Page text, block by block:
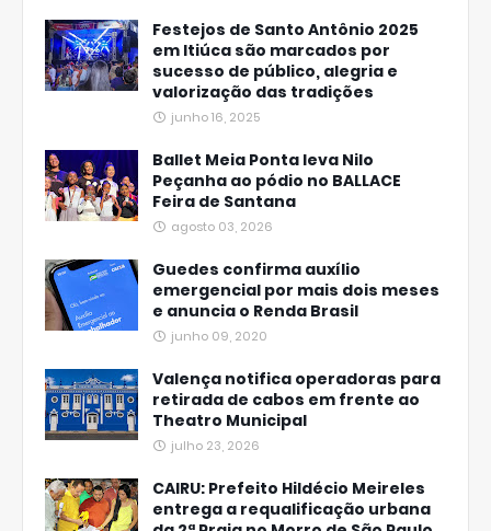
Festejos de Santo Antônio 2025
em Itiúca são marcados por
sucesso de público, alegria e
valorização das tradições
junho 16, 2025
Ballet Meia Ponta leva Nilo
Peçanha ao pódio no BALLACE
Feira de Santana
agosto 03, 2026
Guedes confirma auxílio
emergencial por mais dois meses
e anuncia o Renda Brasil
junho 09, 2020
Valença notifica operadoras para
retirada de cabos em frente ao
Theatro Municipal
julho 23, 2026
CAIRU: Prefeito Hildécio Meireles
entrega a requalificação urbana